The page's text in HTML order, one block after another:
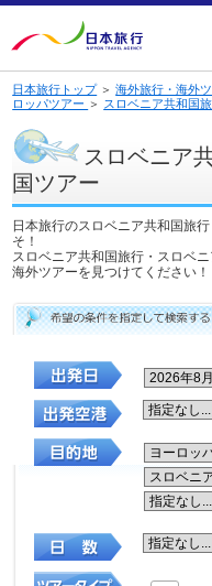
日本旅行トップ＞海外旅行・海外
ロッパツアー ＞ スロベニア共和国
スロベニア
国ツアー
日本旅行のスロベニア共和国旅
そ！
スロベニア共和国旅行・スロベ
海外ツアーを見つけてください！